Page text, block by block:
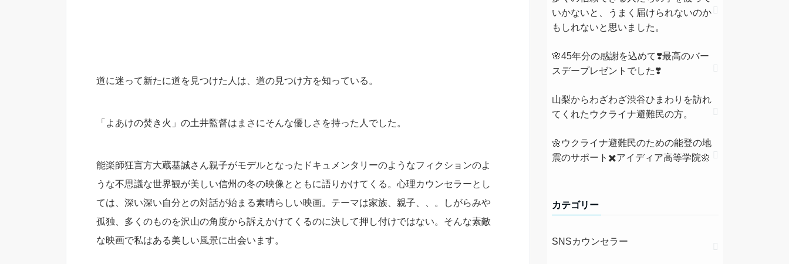
道に迷って新たに道を見つけた人は、道の見つけ方を知っている。
「よあけの焚き火」の土井監督はまさにそんな優しさを持った人でした。
能楽師狂言方大蔵基誠さん親子がモデルとなったドキュメンタリーのようなフィクションのよ
うな不思議な世界観が美しい信州の冬の映像とともに語りかけてくる。心理カウンセラーとし
ては、深い深い自分との対話が始まる素晴らしい映画。テーマは家族、親子、、。しがらみや
孤独、多くのものを沢山の角度から訴えかけてくるのに決して押し付けではない。そんな素敵
な映画で私はある美しい風景に出会います。
いかないと、うまく届けられないのか
もしれないと思いました。
🌸45年分の感謝を込めて❣️最高のバー
スデープレゼントでした❣️
山梨からわざわざ渋谷ひまわりを訪れ
てくれたウクライナ避難民の方。
🌼ウクライナ避難民のための能登の地
震のサポート✖️アイディア高等学院🌼
カテゴリー
SNSカウンセラー